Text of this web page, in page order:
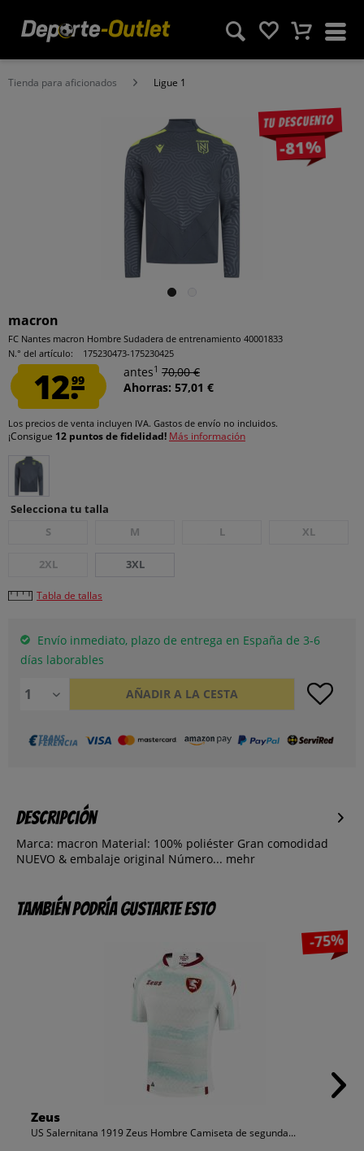
Tienda para aficionados Ligue 1
Tu descuento
-81%
macron
FC Nantes macron Hombre Sudadera de entrenamiento 40001833
N.° del artículo:
175230473-175230425
12.99
antes1 70,00 €
Ahorras: 57,01 €
Los precios de venta incluyen IVA. Gastos de envío no incluidos.
¡Consigue 12 puntos de fidelidad! Más información
Selecciona tu talla
S
M L XL
2XL 3XL
Tabla de tallas
Envío inmediato, plazo de entrega en España de 3-6
días laborables
AÑADIR A LA CESTA
Descripción
Marca: macron Material: 100% poliéster Gran comodidad
NUEVO & embalaje original Número... mehr
También podría gustarte esto
-75%
Zeus
US Salernitana 1919 Zeus Hombre Camiseta de segunda...